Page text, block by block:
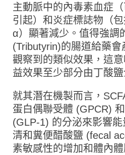
主動脈中的內毒素血症
引起）和炎症標誌物（
α）顯著減少。值得強調
(Tributyrin)的腸道給藥
觀察到的類似效果，這
益效果至少部分由丁酸鹽
就其潛在機製而言，
蛋白偶聯受體 (GPCR)
(GLP-1) 的分泌來影響
清和糞便醋酸鹽 (fecal
素敏感性的增加和體內